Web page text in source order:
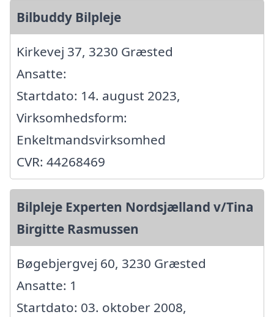
Bilbuddy Bilpleje
Kirkevej 37, 3230 Græsted
Ansatte:
Startdato: 14. august 2023,
Virksomhedsform:
Enkeltmandsvirksomhed
CVR: 44268469
Bilpleje Experten Nordsjælland v/Tina
Birgitte Rasmussen
Bøgebjergvej 60, 3230 Græsted
Ansatte: 1
Startdato: 03. oktober 2008,